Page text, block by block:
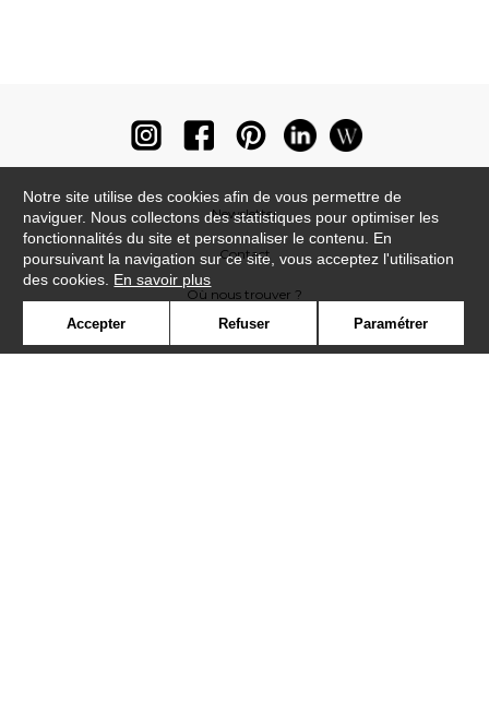
Newsletter
Contact
Où nous trouver ?
Notre site utilise des cookies afin de vous permettre de
naviguer. Nous collectons des statistiques pour optimiser les
fonctionnalités du site et personnaliser le contenu. En
poursuivant la navigation sur ce site, vous acceptez l'utilisation
des cookies. En savoir plus
Accepter Refuser Paramétrer